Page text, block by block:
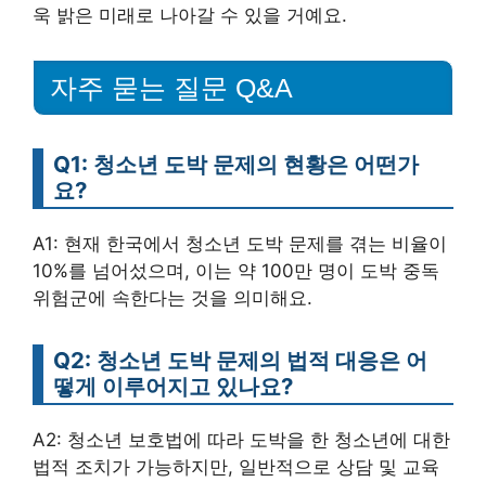
욱 밝은 미래로 나아갈 수 있을 거예요.
자주 묻는 질문 Q&A
Q1: 청소년 도박 문제의 현황은 어떤가
요?
A1: 현재 한국에서 청소년 도박 문제를 겪는 비율이
10%를 넘어섰으며, 이는 약 100만 명이 도박 중독
위험군에 속한다는 것을 의미해요.
Q2: 청소년 도박 문제의 법적 대응은 어
떻게 이루어지고 있나요?
A2: 청소년 보호법에 따라 도박을 한 청소년에 대한
법적 조치가 가능하지만, 일반적으로 상담 및 교육